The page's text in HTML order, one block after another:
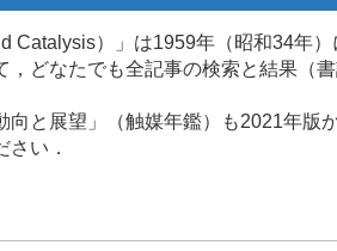
Catalysis）」は1959年（昭和34年
，どなたでも全記事の検索と結果（
向と展望」（触媒年鑑）も2021年
さい．